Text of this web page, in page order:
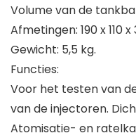
Volume van de
Afmetingen: 190 x 110
Gewicht: 5,5 kg.
Functies:
Voor het testen van
van de injectoren.
Atomisatie- en